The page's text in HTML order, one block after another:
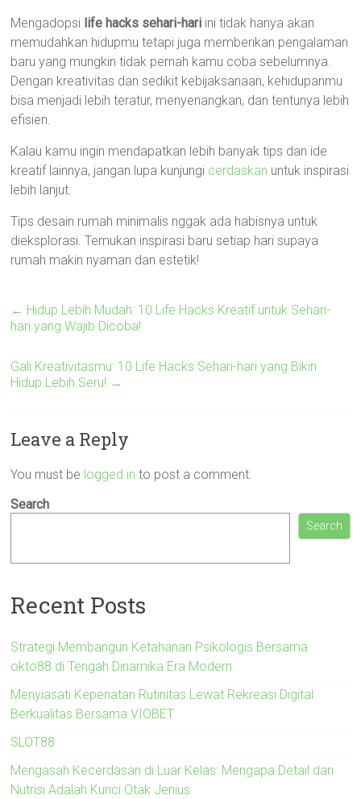
Mengadopsi life hacks sehari-hari ini tidak hanya akan
memudahkan hidupmu tetapi juga memberikan pengalaman
baru yang mungkin tidak pernah kamu coba sebelumnya.
Dengan kreativitas dan sedikit kebijaksanaan, kehidupanmu
bisa menjadi lebih teratur, menyenangkan, dan tentunya lebih
efisien.
Kalau kamu ingin mendapatkan lebih banyak tips dan ide
kreatif lainnya, jangan lupa kunjungi cerdaskan untuk inspirasi
lebih lanjut.
Tips desain rumah minimalis nggak ada habisnya untuk
dieksplorasi. Temukan inspirasi baru setiap hari supaya
rumah makin nyaman dan estetik!
← Hidup Lebih Mudah: 10 Life Hacks Kreatif untuk Sehari-
hari yang Wajib Dicoba!
Gali Kreativitasmu: 10 Life Hacks Sehari-hari yang Bikin
Hidup Lebih Seru! →
Leave a Reply
You must be logged in to post a comment.
Search
Search
Recent Posts
Strategi Membangun Ketahanan Psikologis Bersama
okto88 di Tengah Dinamika Era Modern
Menyiasati Kepenatan Rutinitas Lewat Rekreasi Digital
Berkualitas Bersama VIOBET
SLOT88
Mengasah Kecerdasan di Luar Kelas: Mengapa Detail dan
Nutrisi Adalah Kunci Otak Jenius